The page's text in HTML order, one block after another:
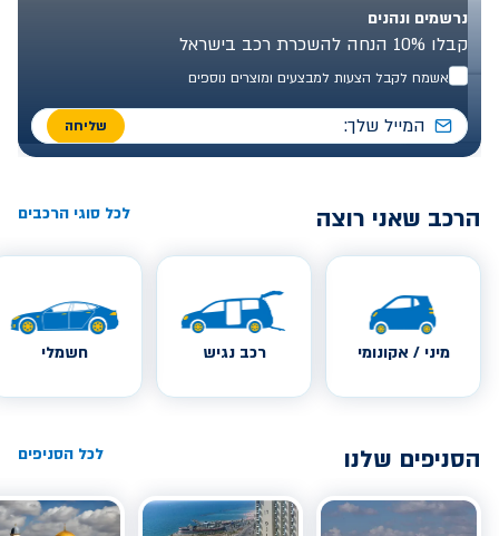
נרשמים ונהנים
קבלו 10% הנחה להשכרת רכב בישראל
אשמח לקבל הצעות למבצעים ומוצרים נוספים
שליחה
הרכב שאני רוצה לכל סוגי הרכבים
מיני / אקונומי רכב נגיש חשמלי
הסניפים שלנו לכל הסניפים